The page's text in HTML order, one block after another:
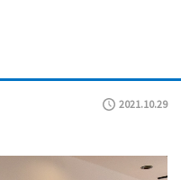
2021.10.29